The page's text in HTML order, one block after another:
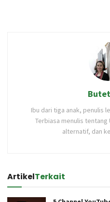
Butet
Ibu dari tiga anak, penulis
Terbiasa menulis tentang
alternatif, dan
ArtikelTerkait